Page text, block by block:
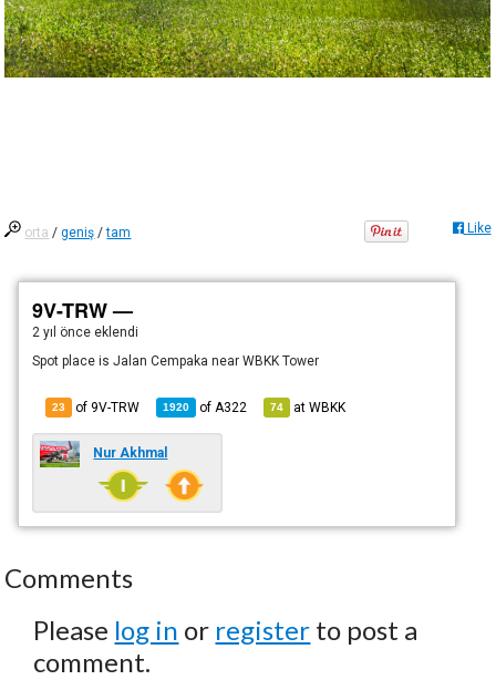
orta /geniş /tam Like
9V-TRW —
2 yıl önce eklendi
Spot place is Jalan Cempaka near WBKK Tower
23 of 9V-TRW 1920 of A322 74 atWBKK
Nur Akhmal
Comments
Please log in or register to post a
comment.